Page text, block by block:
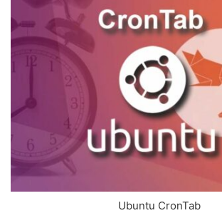
Ubuntu CronTab